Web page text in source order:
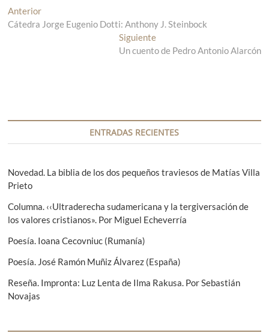
N
a
i
ó
n
d
e
e
n
t
r
Anterior
n
e
i
:
Cátedra Jorge Eugenio Dotti: Anthony J. Steinbock
SiguienteE
n
s
i
u
n
t
Un cuento de Pedro Antonio Alarcón
ENTRADAS RECIENTES
Novedad. La biblia de los dos pequeños traviesos de Matías Villa
Prieto
Columna. ‹‹Ultraderecha sudamericana y la tergiversación de
los valores cristianos». Por Miguel Echeverría
Poesía. Ioana Cecovniuc (Rumanía)
Poesía. José Ramón Muñiz Álvarez (España)
Reseña. Impronta: Luz Lenta de Ilma Rakusa. Por Sebastián
Novajas